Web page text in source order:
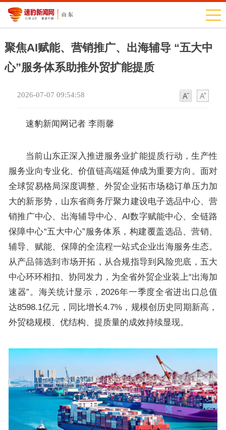
聚焦AI赋能、营销推广、出海辅导 “五大中
心”服务体系助推外贸扩能提质
2026-07-07 09:54:58
速豹新闻网记者 李雨馨
当前山东正深入推进服务业扩能提质行动，生产性
服务业向专业化、价值链高端延伸成为重要方向。面对
全球贸易格局深度调整、外贸企业拓市场稳订单压力加
大的新形势，山东省商务厅聚力建设电子选品中心、营
销推广中心、出海辅导中心、AI数字赋能中心、全链路
保障中心“五大中心”服务体系，构建覆盖选品、营销、
辅导、赋能、保障的全流程一站式企业出海服务生态。
从产品筛选到市场开拓，从合规指导到风险兜底，五大
中心环环相扣、协同发力，为全省外贸企业装上“出海加
速器”。海关统计显示，2026年一季度全省进出口总值
达8598.1亿元，同比增长4.7%，规模创历史同期新高，
外贸稳规模、优结构、提质量的成效持续显现。